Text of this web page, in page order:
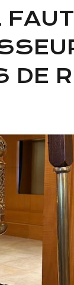
DE